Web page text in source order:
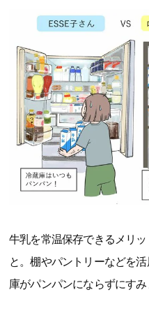
牛乳を常温保存できるメリ
と。棚やパントリーなどを
庫がパンパンにならずにすみ